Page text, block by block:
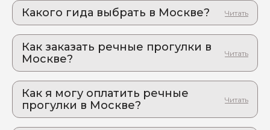
кладбище? Часть 1
Путешествие в историю: тайны Ваганьковского
некрополя
2. Космос на Земле: путешествие в центр
"Космонавтика и авиация"
3. Экскурсия по Введенскому кладбищу с
архитектурным уклоном
Обзорная архитектурная экскурсия по
Введенскому кладбищу.
Какого гида выбрать в Москве?
2. Екатерина.Т 290
3. Елена.К 69
4. Анна.Ф 986
5. Алексей.Ш 269
Как заказать речные прогулки в
Москве?
Едем»:
выберите экскурсию, на которую вы хотите
пойти или поехать
Как я могу оплатить речные
прогулки в Москве?